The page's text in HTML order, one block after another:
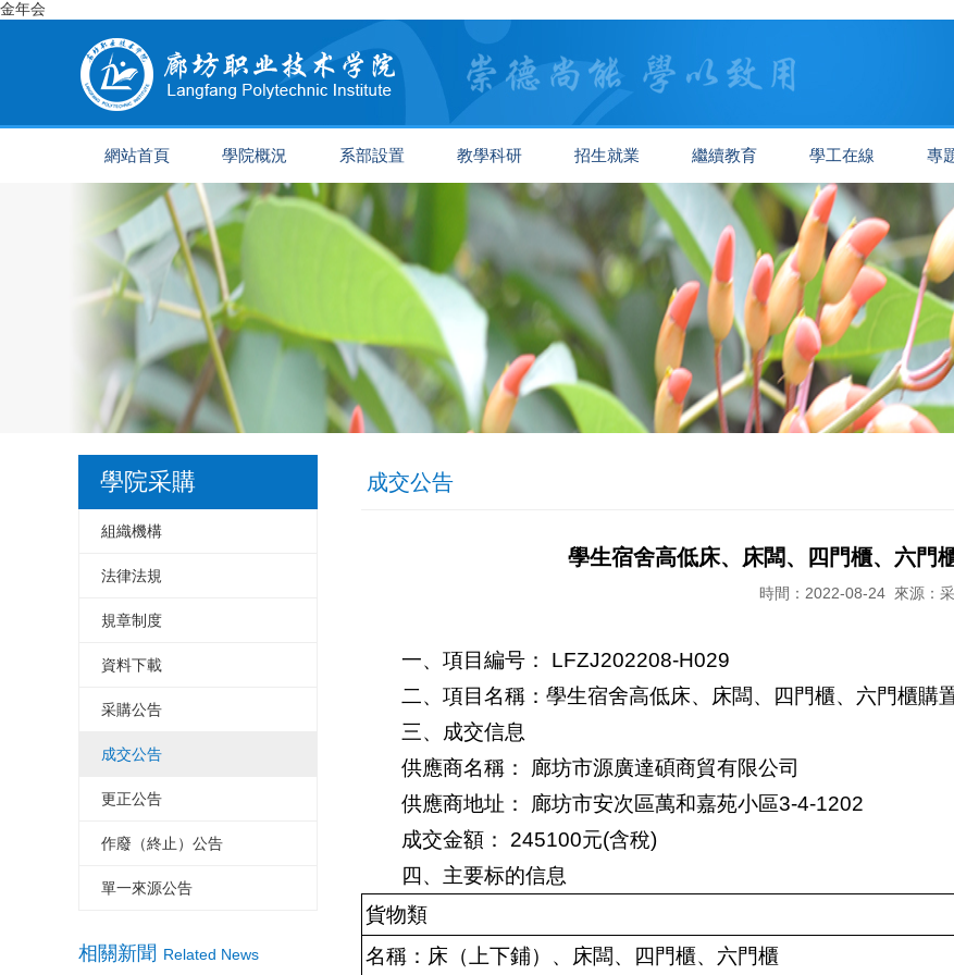
金年会
網站首頁 學院概況 系部設置 教學科研 招生就業 繼續教育 學工在線 專
學院采購
組織機構
法律法規
規章制度
資料下載
采購公告
成交公告
更正公告
作廢（終止）公告
單一來源公告
相關新聞 Related News
成交公告
學生宿舍高低床、床闆、四門櫃、六門
時間：2022-08-24 來源：
一、項目編号： LFZJ202208-H029
二、項目名稱：學生宿舍高低床、床闆、四門櫃、六門櫃購
三、成交信息
供應商名稱： 廊坊市源廣達碩商貿有限公司
供應商地址： 廊坊市安次區萬和嘉苑小區3-4-1202
成交金額： 245100元(含稅)
四、主要标的信息
貨物類
名稱：床（上下鋪）、床闆、四門櫃、六門櫃